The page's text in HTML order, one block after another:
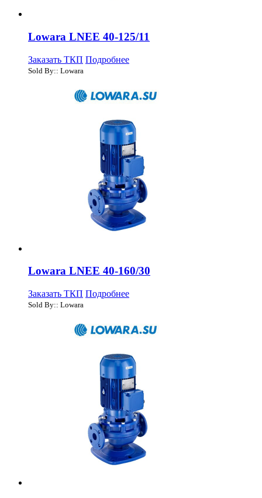
Lowara LNEE 40-125/11
Заказать ТКП Подробнее
Sold By:: Lowara
Lowara LNEE 40-160/30
Заказать ТКП Подробнее
Sold By:: Lowara